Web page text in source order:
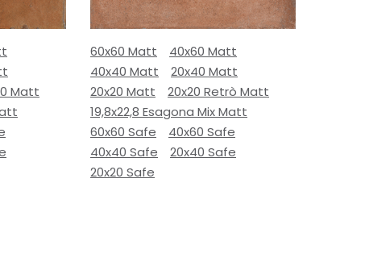
Matt
60x60 Matt
40x60 Matt
40x40 Matt
20x40 Matt
20x20 Matt
20x20 Retrò Matt
19,8x22,8 Esagona Mix Matt
60x60 Safe
40x60 Safe
40x40 Safe
20x40 Safe
20x20 Safe